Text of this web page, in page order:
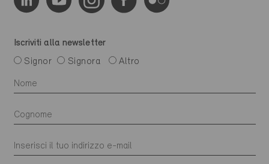
Iscriviti alla newsletter
Signor
Signora Altro